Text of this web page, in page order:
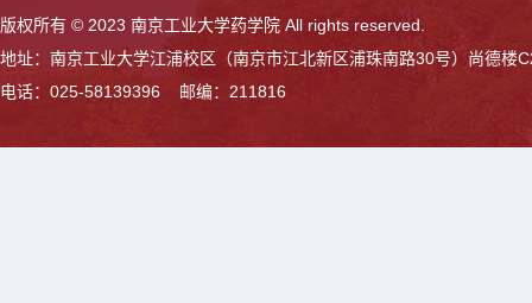
版权所有 © 2023 南京工业大学药学院 All rights reserved.
地址：南京工业大学江浦校区（南京市江北新区浦珠南路30号）尚德楼
电话：025-58139396 邮编：211816